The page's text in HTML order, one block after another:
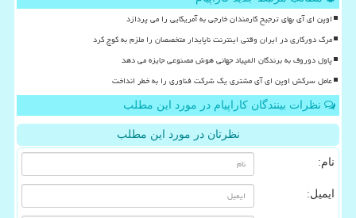
اوپن ای آی بهای ترجیح کارمندان خارجی به آمریکایی را می پردازد
مرگ دورکاری در ایران وقتی اینترنت ناپایدار متخصصان را ملزم به کوچ کرد
پاول دوروف به برندگان المپیاد جهانی هوش مصنوعی جایزه می دهد
عامل سرکش اوپن ای آی مشتری یک شرکت فناوری را به خطر انداخت
نظرات بینندگان کاراپیام در مورد این مطلب
نظرتان در مورد این مطلب
نام:
ایمیل: